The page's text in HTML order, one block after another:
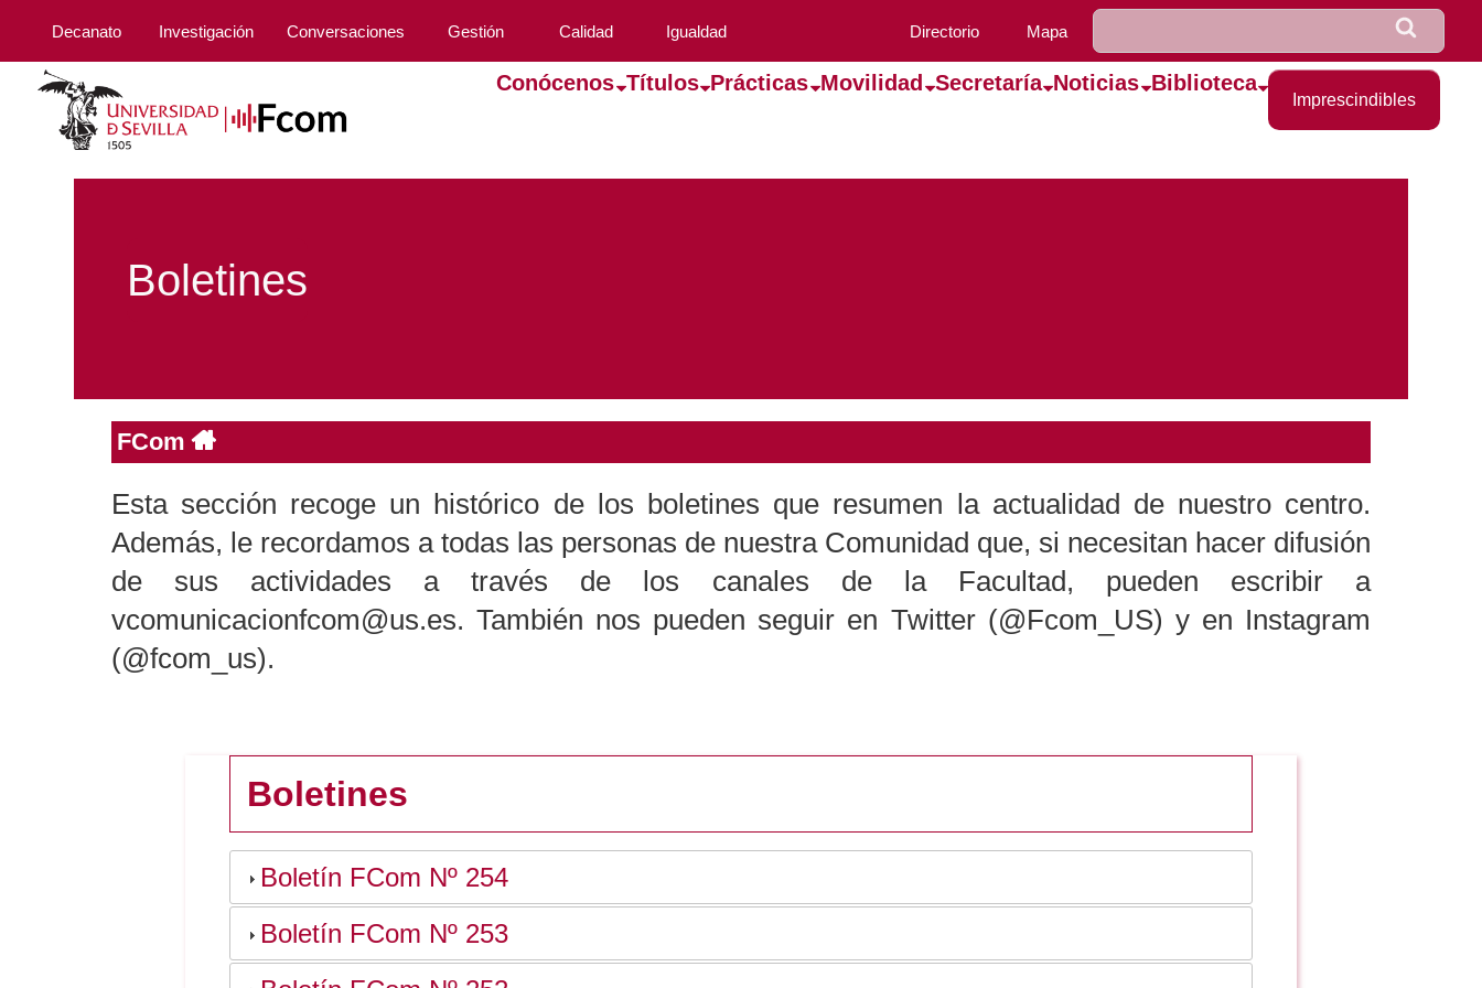
Decanato Investigación Conversaciones Gestión Calidad Igualdad Directorio Mapa
Conócenos Títulos Prácticas Movilidad Secretaría Noticias Biblioteca
Imprescindibles
Boletines
FCom
Esta sección recoge un histórico de los boletines que resumen la actualidad de nuestro centro.
Además, le recordamos a todas las personas de nuestra Comunidad que, si necesitan hacer difusión
de sus actividades a través de los canales de la Facultad, pueden escribir a
vcomunicacionfcom@us.es. También nos pueden seguir en Twitter (@Fcom_US) y en Instagram
(@fcom_us).
Boletines
Boletín FCom Nº 254
Boletín FCom Nº 253